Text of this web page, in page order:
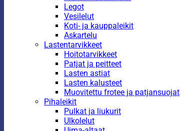
Legot
Vesilelut
Koti- ja kauppaleikit
Askartelu
Lastentarvikkeet
Hoitotarvikkeet
Patjat ja peitteet
Lasten astiat
Lasten kalusteet
Muovitettu frotee ja patjansuojat
Pihaleikit
Pulkat ja liukurit
Ulkolelut